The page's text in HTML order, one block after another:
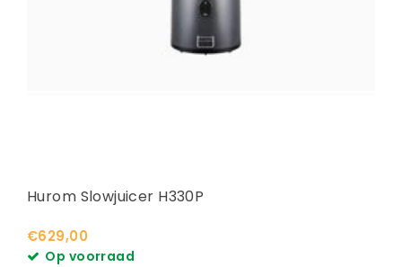
Hurom Slowjuicer H330P
€629,00
Op voorraad